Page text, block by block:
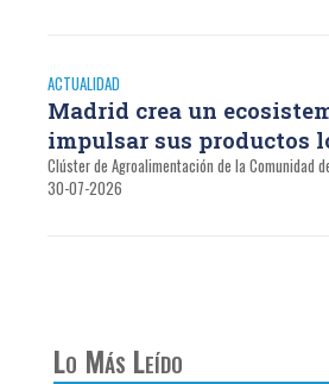
ACTUALIDAD
Madrid crea un
impulsar sus productos
Clúster de Agroalimentación de la Comunidad
30-07-2026
Lo Más Leído